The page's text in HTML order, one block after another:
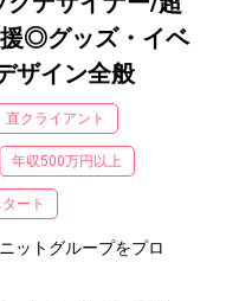
◎グッズ・イベ
ザイン全般
直クライアント
年収500万円以上
ート
ットグループをプロ